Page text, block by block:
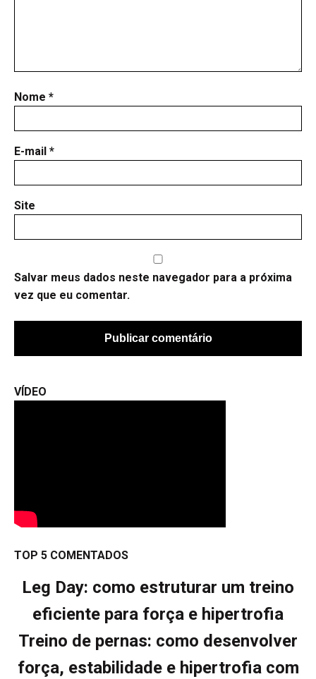
Nome *
E-mail *
Site
Salvar meus dados neste navegador para a próxima
vez que eu comentar.
VÍDEO
TOP 5 COMENTADOS
Leg Day: como estruturar um treino
eficiente para força e hipertrofia
Treino de pernas: como desenvolver
força, estabilidade e hipertrofia com